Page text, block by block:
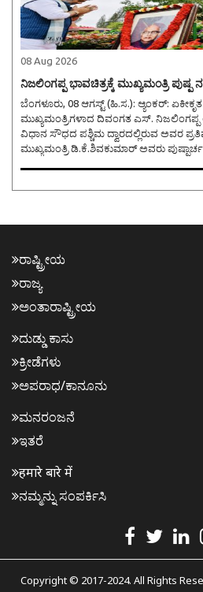
08 Aug 2026
ನಿಜಲಿಂಗಪ್ಪ ಭಾವಚಿತ್ರಕ್ಕೆ ಮುಖ್ಯಮಂತ್ರಿ
ಬೆಂಗಳೂರು, 08 ಆಗಸ್ಟ್ (ಹಿ.ಸ.): ಆ್ಯಂಕರ್: ಏಕೀಕೃತ ಕರ್ನಾಟಕದ ಮೊದಲ
ಮುಖ್ಯಮಂತ್ರಿಗಳಾದ ದಿವಂಗತ ಎಸ್‌. ನಿಜಲಿಂಗಪ್ಪ
ವಿಧಾನ ಸೌಧದ ಪಶ್ಚಿಮ ದ್ವಾರದಲ್ಲಿರುವ ಅವರ ಪ್ರತಿಮೆ
ಮುಖ್ಯಮಂತ್ರಿ ಡಿ.ಕೆ.ಶಿವಕುಮಾರ್ ಅವರು
ರಾಷ್ಟ್ರೀಯ
ರಾಜ್ಯ
ಅಂತಾರಾಷ್ಟ್ರೀಯ
ದುಡ್ಡು ಕಾಸು
ಕ್ರೀಡೆಗಳು
ಅಪರಾಧ/ಕಾನೂನು
ಮನರಂಜನೆ
ಇತರೆ
हमारे बारे में
ನಮ್ಮನ್ನು ಸಂಪರ್ಕಿಸಿ
Copyright © 2017-2024. All Rights